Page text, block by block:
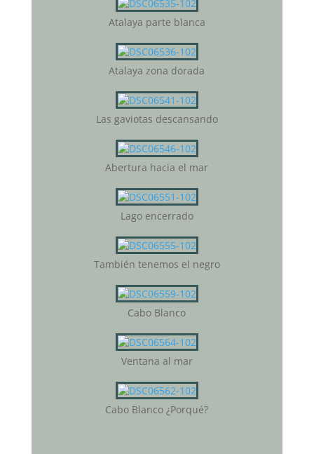
Atalaya parte blanca
Atalaya zona dorada
Las gaviotas descansando
Abertura hacia el mar
Lago encerrado
También tenemos el negro
Cabo Blanco
Ventana al mar
Cabo Blanco ¿Porqué?